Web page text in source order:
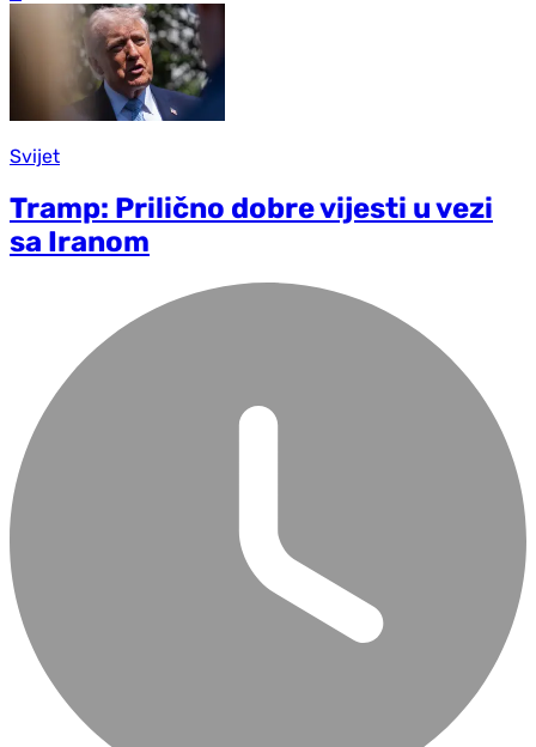
Svijet
Tramp: Prilično dobre vijesti u vezi
sa Iranom